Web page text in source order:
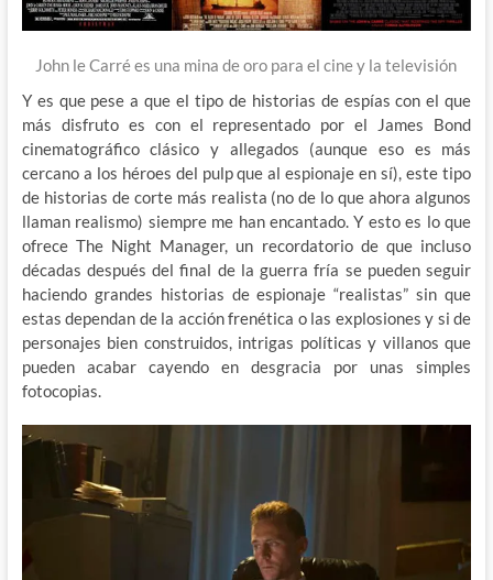
John le Carré es una mina de oro para el cine y la televisión
Y es que pese a que el tipo de historias de espías con el que
más disfruto es con el representado por el James Bond
cinematográfico clásico y allegados (aunque eso es más
cercano a los héroes del pulp que al espionaje en sí), este tipo
de historias de corte más realista (no de lo que ahora algunos
llaman realismo) siempre me han encantado. Y esto es lo que
ofrece The Night Manager, un recordatorio de que incluso
décadas después del final de la guerra fría se pueden seguir
haciendo grandes historias de espionaje “realistas” sin que
estas dependan de la acción frenética o las explosiones y si de
personajes bien construidos, intrigas políticas y villanos que
pueden acabar cayendo en desgracia por unas simples
fotocopias.